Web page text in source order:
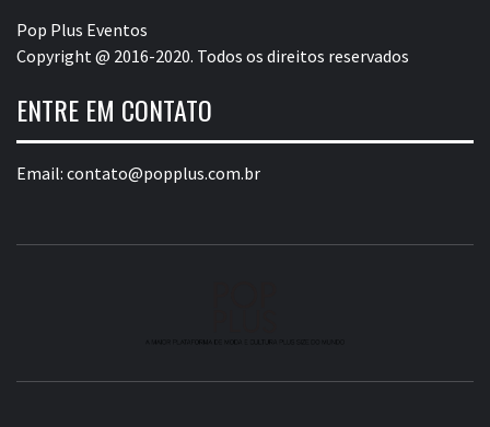
Pop Plus Eventos
Copyright @ 2016-2020. Todos os direitos reservados
ENTRE EM CONTATO
Email: contato@popplus.com.br